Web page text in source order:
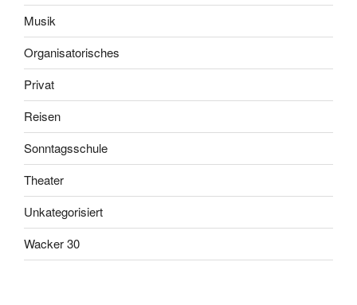
Musik
Organisatorisches
Privat
Reisen
Sonntagsschule
Theater
Unkategorisiert
Wacker 30